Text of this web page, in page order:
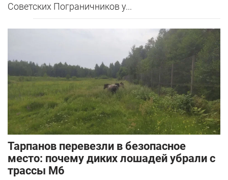
Советских Пограничников у...
Тарпанов перевезли в безопасное
место: почему диких лошадей убрали с
трассы М6